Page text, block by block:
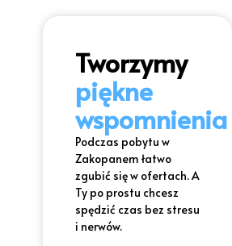
Tworzymy
piękne
wspomnienia
Podczas pobytu w
Zakopanem łatwo
zgubić się w ofertach. A
Ty po prostu chcesz
spędzić czas bez stresu
i nerwów.